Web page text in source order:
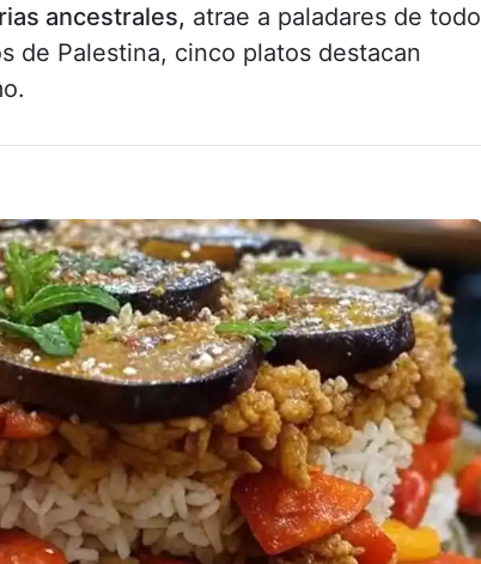
ancestrales, atrae a paladares de todo
de Palestina, cinco platos destacan